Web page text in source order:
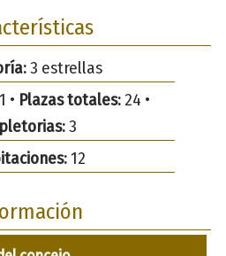
3 estrellas
• Plazas totales:24 •
3
12